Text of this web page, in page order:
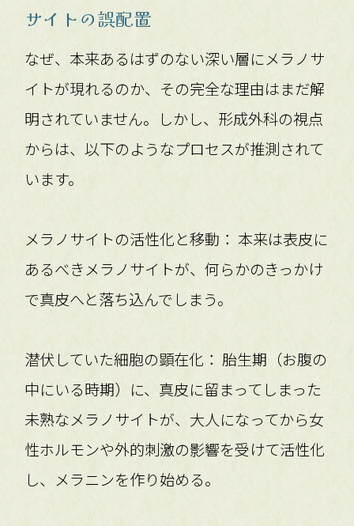
サイトの誤配置
なぜ、本来あるはずのない深い層にメラノサ
イトが現れるのか、その完全な理由はまだ解
明されていません。しかし、形成外科の視点
からは、以下のようなプロセスが推測されて
います。
メラノサイトの活性化と移動： 本来は表皮に
あるべきメラノサイトが、何らかのきっかけ
で真皮へと落ち込んでしまう。
潜伏していた細胞の顕在化： 胎生期（お腹の
中にいる時期）に、真皮に留まってしまった
未熟なメラノサイトが、大人になってから女
性ホルモンや外的刺激の影響を受けて活性化
し、メラニンを作り始める。